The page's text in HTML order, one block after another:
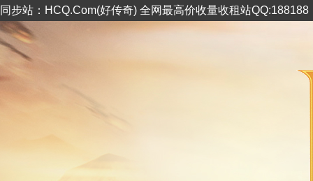
同步站：HCQ.Com(好传奇) 全网最高价收量收租站